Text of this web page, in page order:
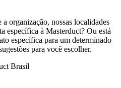
organização, nossas localidades
específica à Masterduct? Ou está
específica para um determinado
para você escolher.
Brasil